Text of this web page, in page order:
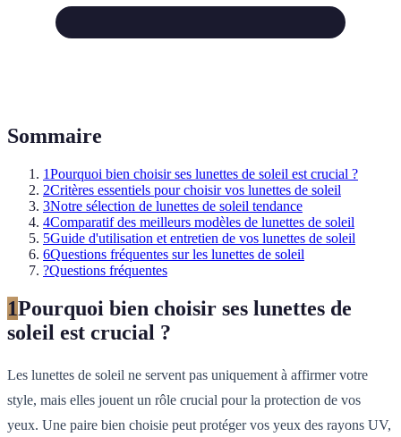
Sommaire
1Pourquoi bien choisir ses lunettes de soleil est crucial ?
2Critères essentiels pour choisir vos lunettes de soleil
3Notre sélection de lunettes de soleil tendance
4Comparatif des meilleurs modèles de lunettes de soleil
5Guide d'utilisation et entretien de vos lunettes de soleil
6Questions fréquentes sur les lunettes de soleil
?Questions fréquentes
1Pourquoi bien choisir ses lunettes de
soleil est crucial ?
Les lunettes de soleil ne servent pas uniquement à affirmer votre
style, mais elles jouent un rôle crucial pour la protection de vos
yeux. Une paire bien choisie peut protéger vos yeux des rayons UV,